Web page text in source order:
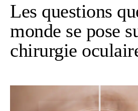
Les questions
monde se pose
chirurgie